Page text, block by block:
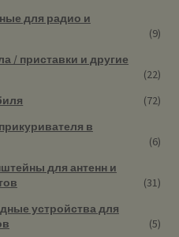
для радио и
(9)
/ приставки и другие
(22)
(72)
в
(6)
для антенн и
(31)
устройства для
(5)